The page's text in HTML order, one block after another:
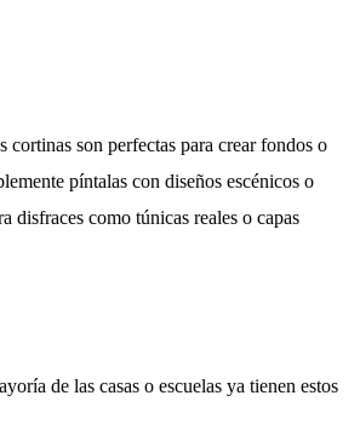
cortinas son perfectas para crear fondos o
píntalas con diseños escénicos o
disfraces como túnicas reales o capas
de las casas o escuelas ya tienen estos